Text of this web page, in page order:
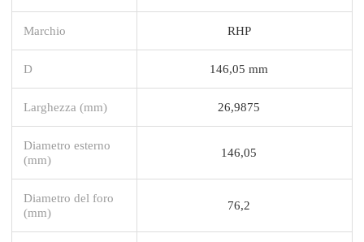
Marchio RHP
D 146,05 mm
Larghezza (mm) 26,9875
Diametro esterno
(mm)
146,05
Diametro del foro
(mm)
76,2